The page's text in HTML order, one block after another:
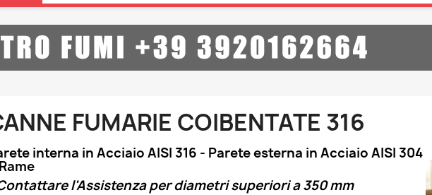
FUMARIE COIBENTATE 316
interna in Acciaio AISI 316 - Parete esterna in Acciaio AISI 304
l'Assistenza per diametri superiori a 350 mm